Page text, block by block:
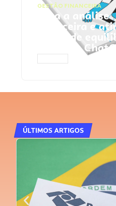
GESTÃO FINANCEIRA
Faça a análise
financeira e
ponto de
Prompts
ÚLTIMOS ARTIGOS